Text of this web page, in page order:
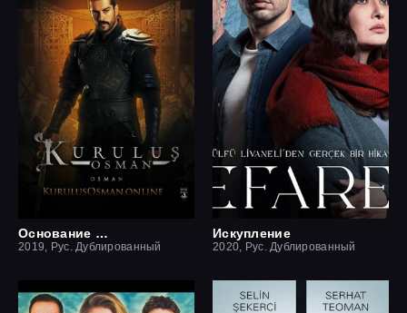
Основание Осман
2019, Рус. Дублированный
Искупление
2020, Рус. Дублированный